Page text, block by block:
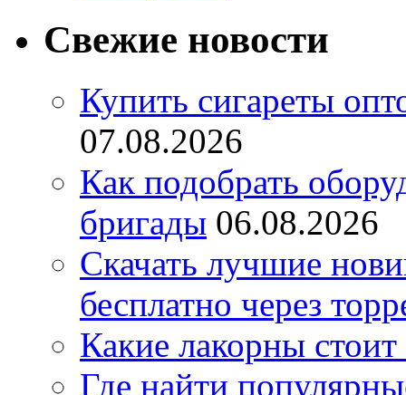
Свежие новости
Купить сигареты
07.08.2026
Как подобрать
бригады 06.08.2026
Скачать лучшие
бесплатно через
Какие лакорны стоит
Где найти